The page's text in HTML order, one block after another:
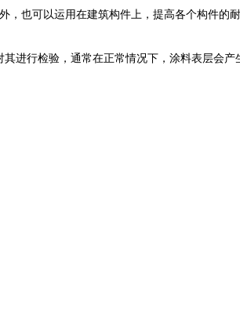
也可以运用在建筑构件上，提高各个构件的
进行检验，通常在正常情况下，涂料表层会